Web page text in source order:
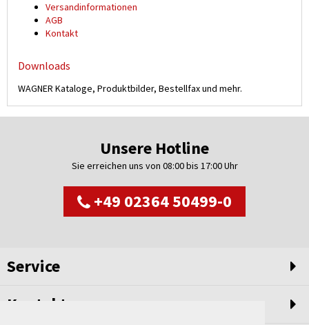
Versand­informationen
AGB
Kontakt
Downloads
WAGNER Kataloge, Produktbilder, Bestellfax und mehr.
Unsere Hotline
Sie erreichen uns von 08:00 bis 17:00 Uhr
+49 02364 50499-0
Service
Kontakt